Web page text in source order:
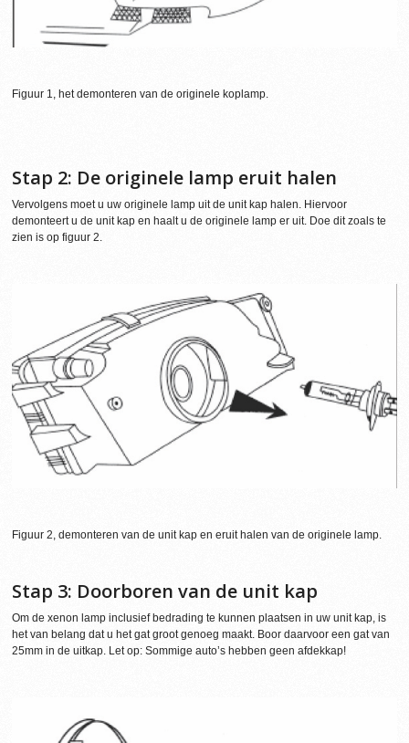
Figuur 1, het demonteren van de originele koplamp.
Stap 2: De originele lamp eruit halen
Vervolgens moet u uw originele lamp uit de unit kap halen. Hiervoor
demonteert u de unit kap en haalt u de originele lamp er uit. Doe dit zoals te
zien is op figuur 2.
Figuur 2, demonteren van de unit kap en eruit halen van de originele lamp.
Stap 3: Doorboren van de unit kap
Om de xenon lamp inclusief bedrading te kunnen plaatsen in uw unit kap, is
het van belang dat u het gat groot genoeg maakt. Boor daarvoor een gat van
25mm in de uitkap. Let op: Sommige auto’s hebben geen afdekkap!